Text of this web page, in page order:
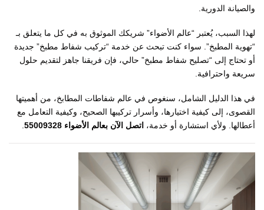
والصيانة الدورية.
لهذا السبب، يُعتبر “عالم الأضواء” شريكك الموثوق به في كل ما يتعلق بـ
“تهوية المطبخ”. سواء كنت تبحث عن خدمة “تركيب شفاط مطبخ” جديدة
أو تحتاج إلى “تصليح شفاط مطبخ” حالي، فإن فريقنا جاهز لتقديم حلول
سريعة واحترافية.
في هذا الدليل الشامل، سنغوص في عالم شفاطات المطابخ، من أهميتها
القصوى، إلى كيفية اختيارها، وأسرار تركيبها الصحيح، وكيفية التعامل مع
أعطالها. ولأي استشارة أو خدمة، اتصل الآن بعالم الأضواء 55009328